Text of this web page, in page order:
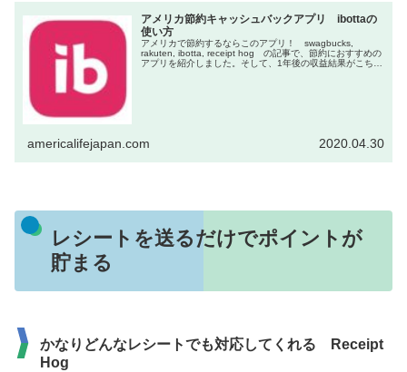
アメリカ節約キャッシュバックアプリ ibottaの
使い方
アメリカで節約するならこのアプリ！ swagbucks,
rakuten, ibotta, receipt hog の記事で、節約におすすめの
アプリを紹介しました。そして、1年後の収益結果がこちら
americalifejapan.com 2020.04.30
レシートを送るだけでポイントが
貯まる
かなりどんなレシートでも対応してくれる Receipt
Hog